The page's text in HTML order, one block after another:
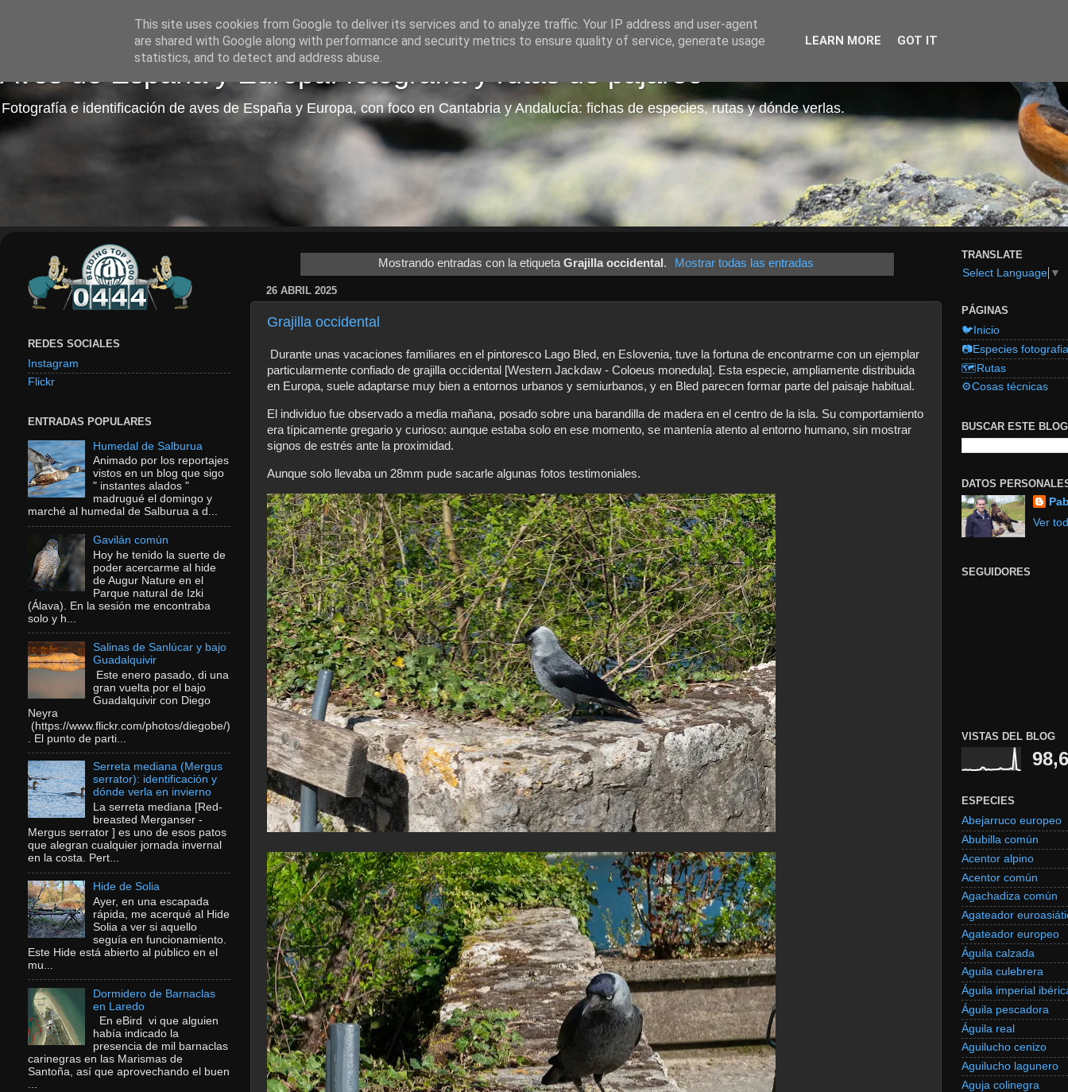
Aves de España y Europa: fotografía y rutas de pajareo
Fotografía e identificación de aves de España y Europa, con foco en Cantabria y Andalucía: fichas de especies, rutas y dónde verlas.
Mostrando entradas con la etiquetaGrajilla occidental . Mostrar todas las entradas
26 ABRIL 2025
Grajilla occidental
Durante unas vacaciones familiares en el pintoresco Lago Bled, en Eslovenia, tuve la fortuna de encontrarme con un ejemplar
particularmente confiado de grajilla occidental [Western Jackdaw - Coloeus monedula]. Esta especie, ampliamente distribuida
en Europa, suele adaptarse muy bien a entornos urbanos y semiurbanos, y en Bled parecen formar parte del paisaje habitual.
El individuo fue observado a media mañana, posado sobre una barandilla de madera en el centro de la isla. Su comportamiento
era típicamente gregario y curioso: aunque estaba solo en ese momento, se mantenía atento al entorno humano, sin mostrar
signos de estrés ante la proximidad.
Aunque solo llevaba un 28mm pude sacarle algunas fotos testimoniales.
REDES SOCIALES
Instagram
Flickr
ENTRADAS POPULARES
Humedal de Salburua
Animado por los reportajes
vistos en un blog que sigo
" instantes alados "
madrugué el domingo y
marché al humedal de Salburua a d...
Gavilán común
Hoy he tenido la suerte de
poder acercarme al hide
de Augur Nature en el
Parque natural de Izki
(Álava). En la sesión me encontraba
solo y h...
Salinas de Sanlúcar y bajo
Guadalquivir
Este enero pasado, di una
gran vuelta por el bajo
Guadalquivir con Diego
Neyra
(https://www.flickr.com/photos/diegobe/)
. El punto de parti...
Serreta mediana (Mergus
serrator): identificación y
dónde verla en invierno
La serreta mediana [Red-
breasted Merganser -
Mergus serrator ] es uno de esos patos
que alegran cualquier jornada invernal
en la costa. Pert...
Hide de Solia
Ayer, en una escapada
rápida, me acerqué al Hide
Solia a ver si aquello
seguía en funcionamiento.
Este Hide está abierto al público en el
mu...
Dormidero de Barnaclas
en Laredo
En eBird vi que alguien
había indicado la
presencia de mil barnaclas
carinegras en las Marismas de
Santoña, así que aprovechando el buen
...
TRANSLATE
Select Language ▼
PÁGINAS
🐦Inicio
📷Especies
🗺️Rutas
⚙️Cosas técnicas
BUSCAR ESTE BLOG
DATOS
Ver
SEGUIDORES
VISTAS DEL BLOG
ESPECIES
Abejarruco europeo
Abubilla común
Acentor alpino
Acentor común
Agachadiza común
Agateador
Agateador europeo
Águila calzada
Aguila culebrera
Águila imperial
Águila pescadora
Águila real
Aguilucho cenizo
Aguilucho lagunero
Aguja colinegra
This site uses cookies from Google to deliver its services and to analyze traffic. Your IP address and user-agent
are shared with Google along with performance and security metrics to ensure quality of service, generate usage
statistics, and to detect and address abuse.
LEARN MORE GOT IT